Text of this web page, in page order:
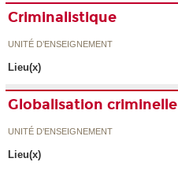
Criminalistique
UNITÉ D’ENSEIGNEMENT
Lieu(x)
Globalisation criminelle
UNITÉ D’ENSEIGNEMENT
Lieu(x)